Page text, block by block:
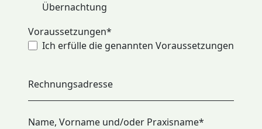
Übernachtung
Voraussetzungen*
Ich erfülle die genannten Voraussetzungen
Rechnungsadresse
Name, Vorname und/oder Praxisname*